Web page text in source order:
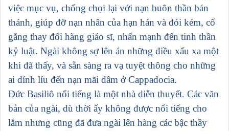
việc mục vụ, chống chọi lại với nạn buôn thần bán
thánh, giúp đỡ nạn nhân của hạn hán và đói kém, cố
gắng thay đổi hàng giáo sĩ, nhấn mạnh đến tinh thần
kỷ luật. Ngài không sợ lên án những điều xấu xa một
khi đã thấy, và sẵn sàng ra vạ tuyệt thông cho những
ai dính líu đến nạn mãi dâm ở Cappadocia.
Ðức Basiliô nổi tiếng là một nhà diễn thuyết. Các văn
bản của ngài, dù thời ấy không được nổi tiếng cho
lắm nhưng cũng đã đưa ngài lên hàng các bậc thầy